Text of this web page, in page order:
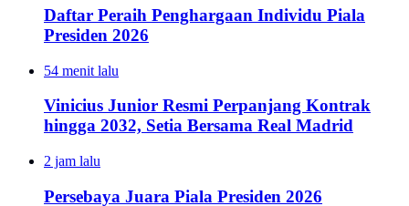
Daftar Peraih Penghargaan Individu Piala
Presiden 2026
54 menit lalu
Vinicius Junior Resmi Perpanjang Kontrak
hingga 2032, Setia Bersama Real Madrid
2 jam lalu
Persebaya Juara Piala Presiden 2026